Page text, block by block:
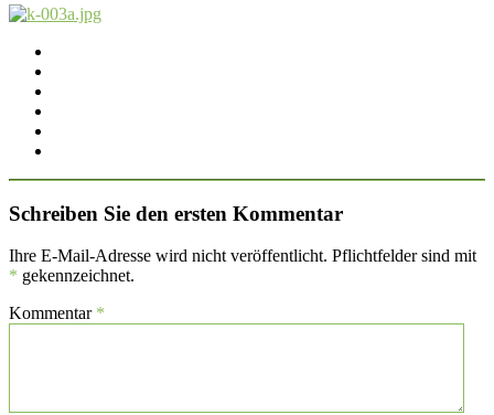
Schreiben Sie den ersten Kommentar
Ihre E-Mail-Adresse wird nicht veröffentlicht. Pflichtfelder sind mit
* gekennzeichnet.
Kommentar *